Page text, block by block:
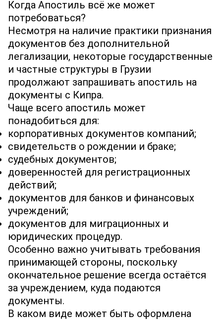
Когда Апостиль всё же может
потребоваться?
Несмотря на наличие практики признания
документов без дополнительной
легализации, некоторые государственные
и частные структуры в Грузии
продолжают запрашивать апостиль на
документы с Кипра.
Чаще всего апостиль может
понадобиться для:
корпоративных документов компаний;
свидетельств о рождении и браке;
судебных документов;
доверенностей для регистрационных
действий;
документов для банков и финансовых
учреждений;
документов для миграционных и
юридических процедур.
Особенно важно учитывать требования
принимающей стороны, поскольку
окончательное решение всегда остаётся
за учреждением, куда подаются
документы.
В каком виде может быть оформлена